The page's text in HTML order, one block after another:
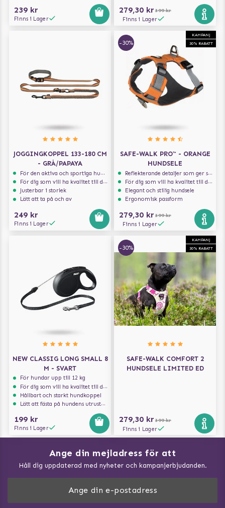
239 kr
Finns i Lager
279,30 kr 399 kr
Finns i Lager
JOGGINGKOPPEL 133-180 CM
- GRÅ/PAPAYA
För den aktiva och sportiga hunden
För dig som vill ha kvalitet till din hund!
Justerbar i storlek
Lätt att ta på och av
249 kr
Finns i Lager
KAMPANJ
30% RABATT
-30%
SAFE-WALK PRO™ - ORANGE
HUNDSELE
Reflekterande detaljer som ger synlighet i svagt ljus
För dig som vill ha kvalitet till din hund!
Elegant och stilig hundsele
Ergonomisk passform
279,30 kr 399 kr
Finns i Lager
NEW CLASSIG LONG SMALL 8
M - SVART
För hundar upp till 12 kg
För dig som vill ha kvalitet till din hund!
Hållbart och starkt hundkoppel
Lätt att fästa på hundens utrustning
199 kr
Finns i Lager
KAMPANJ
30% RABATT
-30%
SAFE-WALK COMFORT 2
HUNDSELE LIMITED ED
279,30 kr 399 kr
Finns i Lager
Ange din mejladress för att
Håll dig uppdaterad med nyheter och kampanjerbjudanden.
DogArtist.se drivs av:
Vad kan hundar äta?
Träna Nose Work hemma